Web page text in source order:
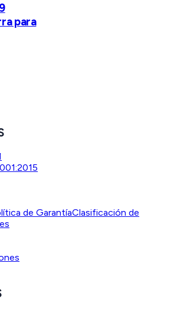
para
de GarantíaClasificación de